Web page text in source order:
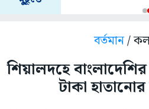
বর্তমান/
শিয়ালদহে
টাকা